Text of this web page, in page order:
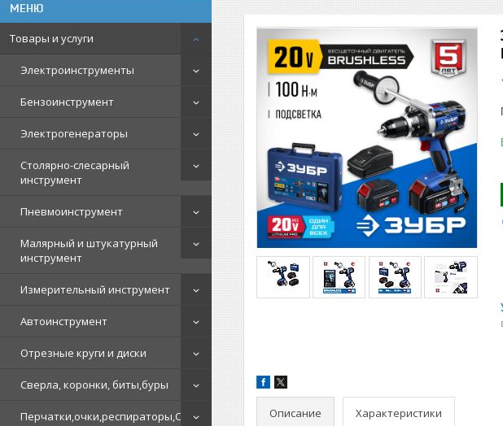
Товары и услуги
Электроинструменты
Бензоинструмент
Электрогенераторы
Столярно-слесарный
инструмент
Пневмоинструмент
Малярный и штукатурный
инструмент
Измерительный инструмент
Автоинструмент
Отрезные круги и диски
Сверла, коронки, биты,буры
Перчатки,очки,респираторы,СИЗ Описание Характеристики